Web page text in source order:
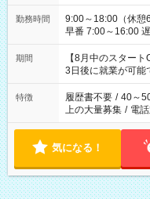
勤務時間
9:00～18:00（休憩60分） ■ご希望があれば下記
早番 7:00～16:00 遅
と休みを合わせた
「できれば残業は
ね。 ※Wワーク希望の方へ 今ご覧のお仕事で希望する勤務時間
と、もう1つのお仕
合は応募できませ
期間
【8月中のスター
3日後に就業が可能
特徴 履歴書不要 / 40～
上の大量募集 / 電
気になる！